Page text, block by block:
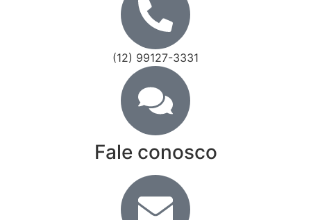
(12) 99127-3331
Fale conosco